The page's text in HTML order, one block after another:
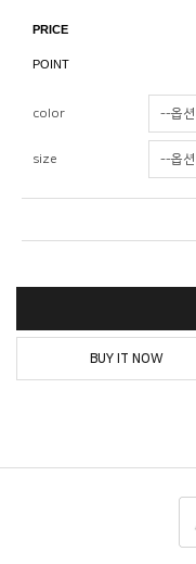
PRICE
POINT
color
size
BUY IT NOW